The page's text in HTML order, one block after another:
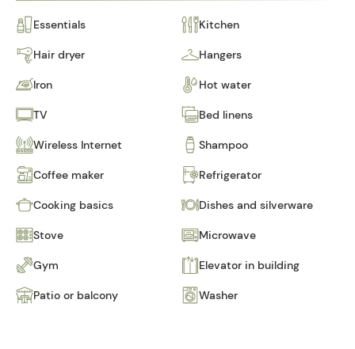
Essentials Kitchen
Hair dryer Hangers
Iron Hot water
TV Bed linens
Wireless Internet Shampoo
Coffee maker Refrigerator
Cooking basics Dishes and silverware
Stove Microwave
Gym Elevator in building
Patio or balcony Washer